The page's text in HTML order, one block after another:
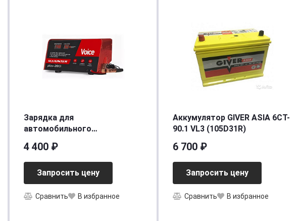
Зарядка для
автомобильного
ПЛЮС-20 Ci Voice
(6V12V24V20A)
[д170ш235в105]
4 400 ₽
Запросить цену
Сравнить В избранное
Аккумулятор GIVER ASIA 6CT-
90.1 VL3 (105D31R)
6 700 ₽
Запросить цену
Сравнить В избранное